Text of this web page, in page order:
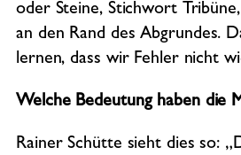
oder Steine, Stichwort
an den Rand des Abgrundes.
lernen, dass wir Fehler nicht
Welche Bedeutung haben die
Rainer Schütte sieht dies so: